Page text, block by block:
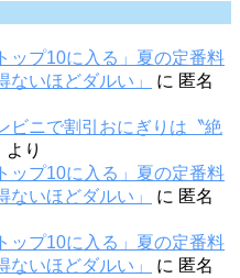
ップ10に入る」夏の定番料
いほどダルい」
に 匿名
ビニで割引おにぎりは〝絶
より
ップ10に入る」夏の定番料
いほどダルい」
に 匿名
ップ10に入る」夏の定番料
いほどダルい」
に 匿名